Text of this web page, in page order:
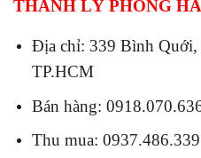
THANH LÝ PHONG
Địa chỉ: 339 Bình
TP.HCM
Bán hàng:
Thu mua: 0937.486.339